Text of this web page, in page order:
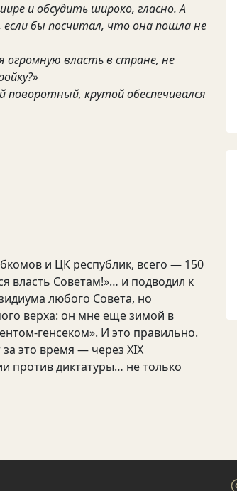
и обсудить широко, гласно. А
бы посчитал, что она пошла не
власть в стране, не
крутой обеспечивался
и ЦК республик, всего — 150
власть Советам!»… и подводил к
любого Совета, но
верха: он мне еще зимой в
генсеком». И это правильно.
это время — через XIX
против диктатуры… не только